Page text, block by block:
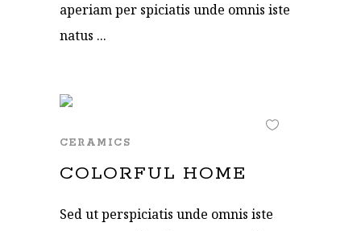
aperiam per spiciatis unde omnis iste
natus ...
CERAMICS
COLORFUL HOME
Sed ut perspiciatis unde omnis iste